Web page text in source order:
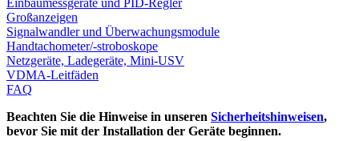
Einbaumessgeräte und PID-Regler
Großanzeigen
Signalwandler und Überwachungsmodule
Handtachometer/-stroboskope
Netzgeräte, Ladegeräte, Mini-USV
VDMA-Leitfäden
FAQ
Beachten Sie die Hinweise in unseren Sicherheitshinweisen,
bevor Sie mit der Installation der Geräte beginnen.